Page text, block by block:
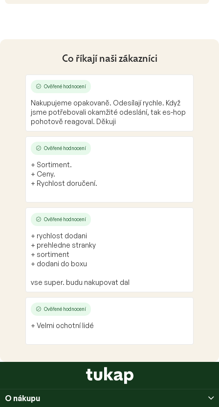
Co říkají naši zákazníci
Ověřené hodnocení
Nakupujeme opakovaně. Odesílají rychle. Když
jsme potřebovali okamžité odeslání, tak es-hop
pohotově reagoval. Děkuji
Ověřené hodnocení
+ Sortiment.
+ Ceny.
+ Rychlost doručení.
Ověřené hodnocení
+ rychlost dodani
+ prehledne stranky
+ sortiment
+ dodani do boxu
vse super. budu nakupovat dal
Ověřené hodnocení
+ Velmi ochotní lidé
O nákupu